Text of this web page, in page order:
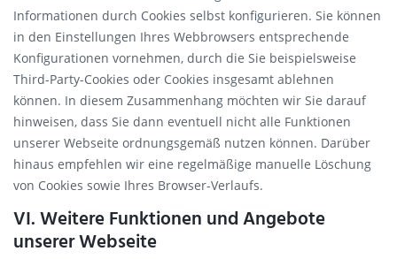
Informationen durch Cookies selbst konfigurieren. Sie können
in den Einstellungen Ihres Webbrowsers entsprechende
Konfigurationen vornehmen, durch die Sie beispielsweise
Third-Party-Cookies oder Cookies insgesamt ablehnen
können. In diesem Zusammenhang möchten wir Sie darauf
hinweisen, dass Sie dann eventuell nicht alle Funktionen
unserer Webseite ordnungsgemäß nutzen können. Darüber
hinaus empfehlen wir eine regelmäßige manuelle Löschung
von Cookies sowie Ihres Browser-Verlaufs.
VI. Weitere Funktionen und Angebote
unserer Webseite